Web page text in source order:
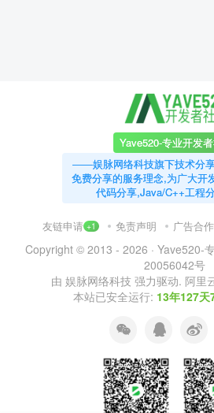
Yave520-专业开发
——娱脉网络科技旗下技术分
免费分享的服务理念,为广大开
代码分享,Java/C++工程分
友链申请 +1 免责声明 广告合作
Copyright © 2013 - 2026 · Yave520-
20056042号
由 娱脉网络科技 强力驱动. 阿里
本站已安全运行: 13年127